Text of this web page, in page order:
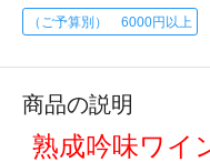
（ご予算別） 6000円以上
商品の説明
熟成吟味ワイ